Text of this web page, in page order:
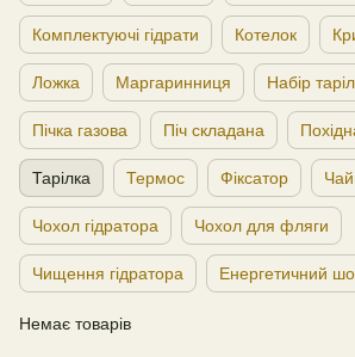
Комплектуючі гідрати Котелок
Ложка Маргаринниця Набір
Пічка газова Піч складана
Тарілка Термос Фіксатор
Чохол гідратора Чохол для фляги
Чищення гідратора Енергетичний
Немає товарів